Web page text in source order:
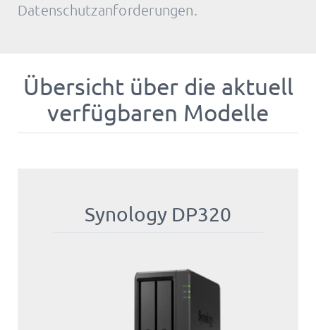
Datenschutzanforderungen.
Übersicht über die aktuell
verfügbaren Modelle
Synology DP320